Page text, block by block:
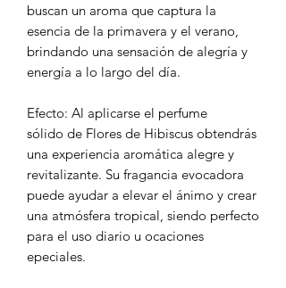
buscan un aroma que captura la
esencia de la primavera y el verano,
brindando una sensación de alegría y
energía a lo largo del día.
Efecto: Al aplicarse el perfume
sólido de Flores de Hibiscus obtendrás
una experiencia aromática alegre y
revitalizante. Su fragancia evocadora
puede ayudar a elevar el ánimo y crear
una atmósfera tropical, siendo perfecto
para el uso diario u ocaciones
epeciales.